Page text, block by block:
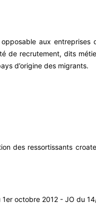
opposable aux
de recrutement, dits
d’origine des migrants.
des ressortissants
1er octobre 2012 - JO du